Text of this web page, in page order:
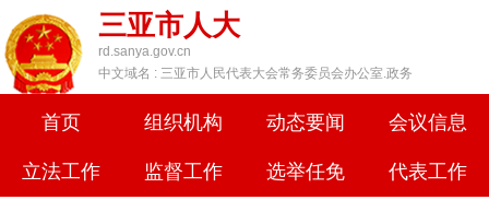
三亚市人大
rd.sanya.gov.cn
中文域名 : 三亚市人民代表大会常务委员会办公室.政务
首页 组织机构 动态要闻 会议信息
立法工作 监督工作 选举任免 代表工作